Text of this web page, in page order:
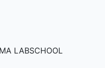
LABSCHOOL